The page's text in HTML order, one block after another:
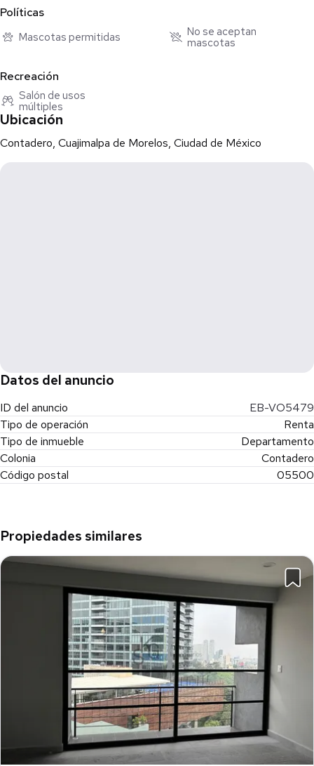
Políticas
Mascotas permitidas
No se aceptan
mascotas
Recreación
Salón de usos
múltiples
Ubicación
Contadero, Cuajimalpa de Morelos, Ciudad de México
Datos del anuncio
ID del anuncio
EB-VO5479
Tipo de operación
Renta
Tipo de inmueble
Departamento
Colonia
Contadero
Código postal
05500
Propiedades similares